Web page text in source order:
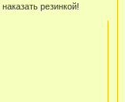
резинкой!